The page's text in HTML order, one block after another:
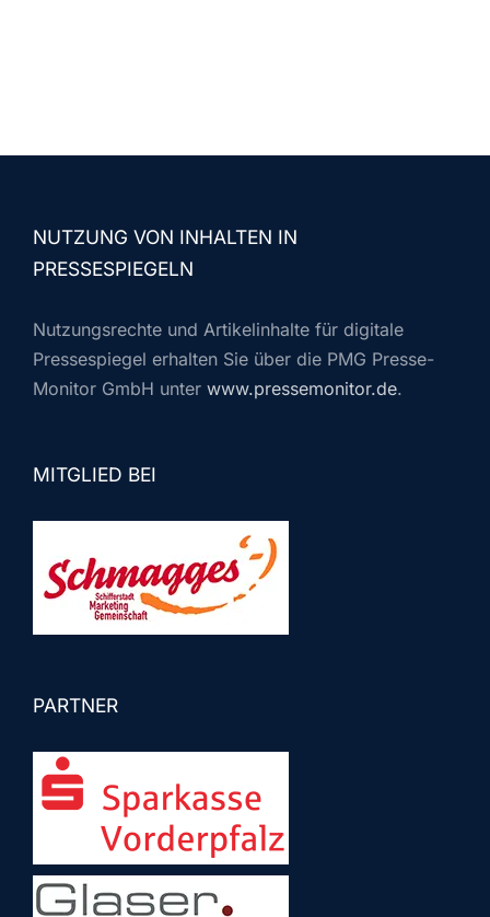
NUTZUNG VON INHALTEN IN
PRESSESPIEGELN
Nutzungsrechte und Artikelinhalte für digitale
Pressespiegel erhalten Sie über die PMG Presse-
Monitor GmbH unter www.pressemonitor.de.
MITGLIED BEI
PARTNER